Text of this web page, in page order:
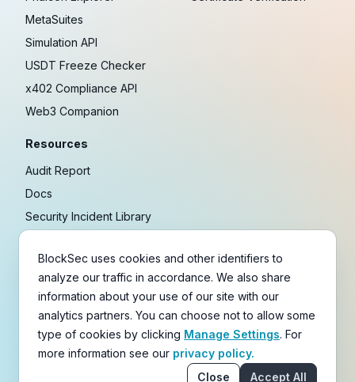
MetaSuites
Simulation API
USDT Freeze Checker
x402 Compliance API
Web3 Companion
Resources
Audit Report
Docs
Security Incident Library
Research
Guides
Crypto Payment Playbook
Copyright © 2021-2026BlockSec
Terms & Policies & Disclaimer
BlockSec uses cookies and other identifiers to
analyze our traffic in accordance. We also share
information about your use of our site with our
analytics partners. You can choose not to allow some
type of cookies by clicking Manage Settings. For
more information see our privacy policy.
Close
Accept All